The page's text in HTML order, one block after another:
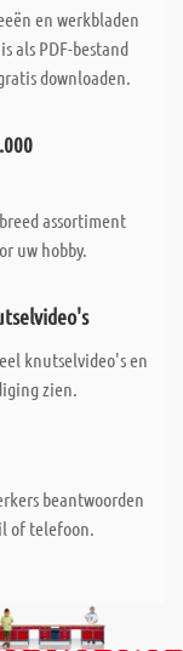
en werkbladen
als PDF-bestand
downloaden.
assortiment
uw hobby.
knutselvideo's en
zien.
beantwoorden
of telefoon.